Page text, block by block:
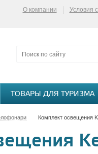
О компании Условия
ТОВАРЫ ДЛЯ ТУРИЗМА
Комплект освещения